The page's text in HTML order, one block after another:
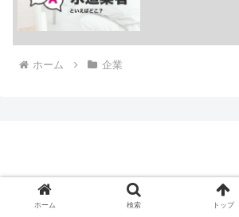
ホーム 企業
© 2020 みんなのガチ投票.
ホーム 検索 トップ